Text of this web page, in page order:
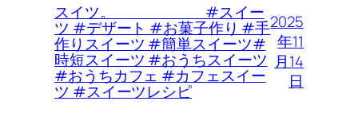
スイツ。 #スイー
ツ #デザート #お菓子作り #手
作りスイーツ #簡単スイーツ#
時短スイーツ #おうちスイーツ
#おうちカフェ #カフェスイー
ツ #スイーツレシピ
2025
年11
月14
日